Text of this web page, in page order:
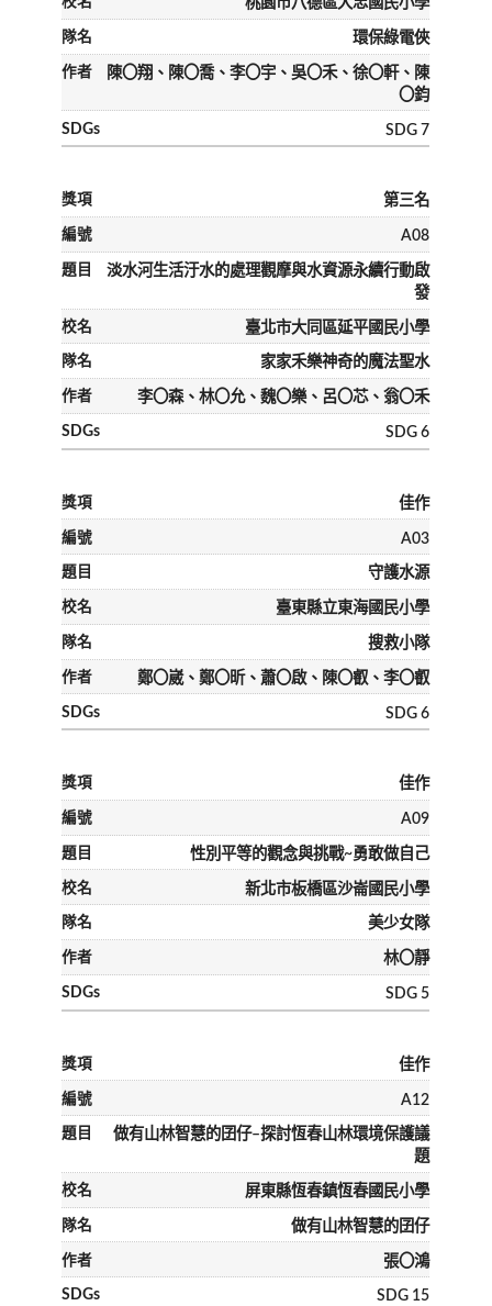
環保綠電俠
陳〇翔、陳〇喬、李〇宇、吳〇禾、徐〇軒、陳
〇鈞
SDG 7
第三名
A08
淡水河生活汙水的處理觀摩與水資源永續行動啟
發
臺北市大同區延平國民小學
家家禾樂神奇的魔法聖水
李〇森、林〇允、魏〇樂、呂〇芯、翁〇禾
SDG 6
佳作
A03
守護水源
臺東縣立東海國民小學
搜救小隊
鄭〇崴、鄭〇昕、蕭〇啟、陳〇叡、李〇叡
SDG 6
佳作
A09
性別平等的觀念與挑戰~勇敢做自己
新北市板橋區沙崙國民小學
美少女隊
林〇靜
SDG 5
佳作
A12
做有山林智慧的囝仔–探討恆春山林環境保護議
題
屏東縣恆春鎮恆春國民小學
做有山林智慧的囝仔
張〇鴻
SDG 15